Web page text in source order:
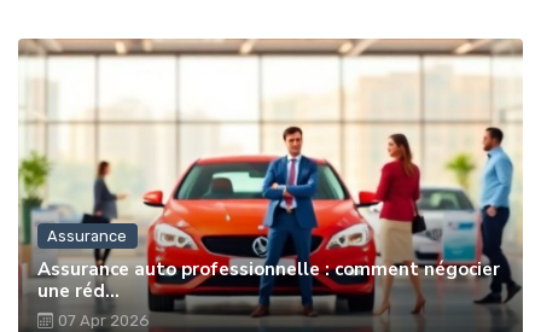
Assurance
Assurance auto professionnelle : comment négocier
une réd...
07 Apr 2026